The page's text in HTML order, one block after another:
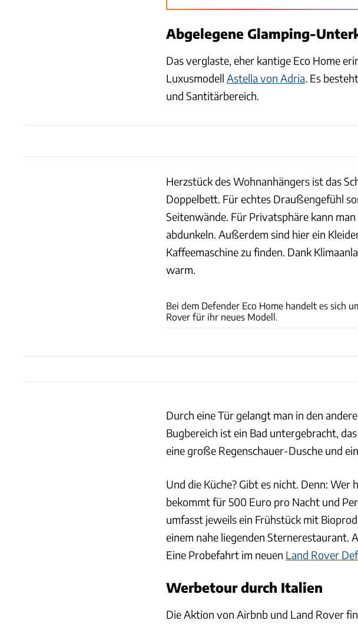
Abgelegene Glamping-
Das verglaste, eher kantige Eco Home
Luxusmodell Astella von Adria . Es
und Santitärbereich.
Herzstück des Wohnanhängers ist das
Doppelbett. Für echtes Draußengefühl
Seitenwände. Für Privatsphäre kann
abdunkeln. Außerdem sind hier ein
Kaffeemaschine zu finden. Dank
warm.
Bei dem Defender Eco Home handelt es sich
Rover für ihr neues Modell.
Durch eine Tür gelangt man in den
Bugbereich ist ein Bad untergebracht,
eine große Regenschauer-Dusche und
Und die Küche? Gibt es nicht. Denn: Wer
bekommt für 500 Euro pro Nacht und
umfasst jeweils ein Frühstück mit
einem nahe liegenden Sternerestaurant.
Eine Probefahrt im neuen Land Rover
Werbetour durch Italien
Die Aktion von Airbnb und Land Rover